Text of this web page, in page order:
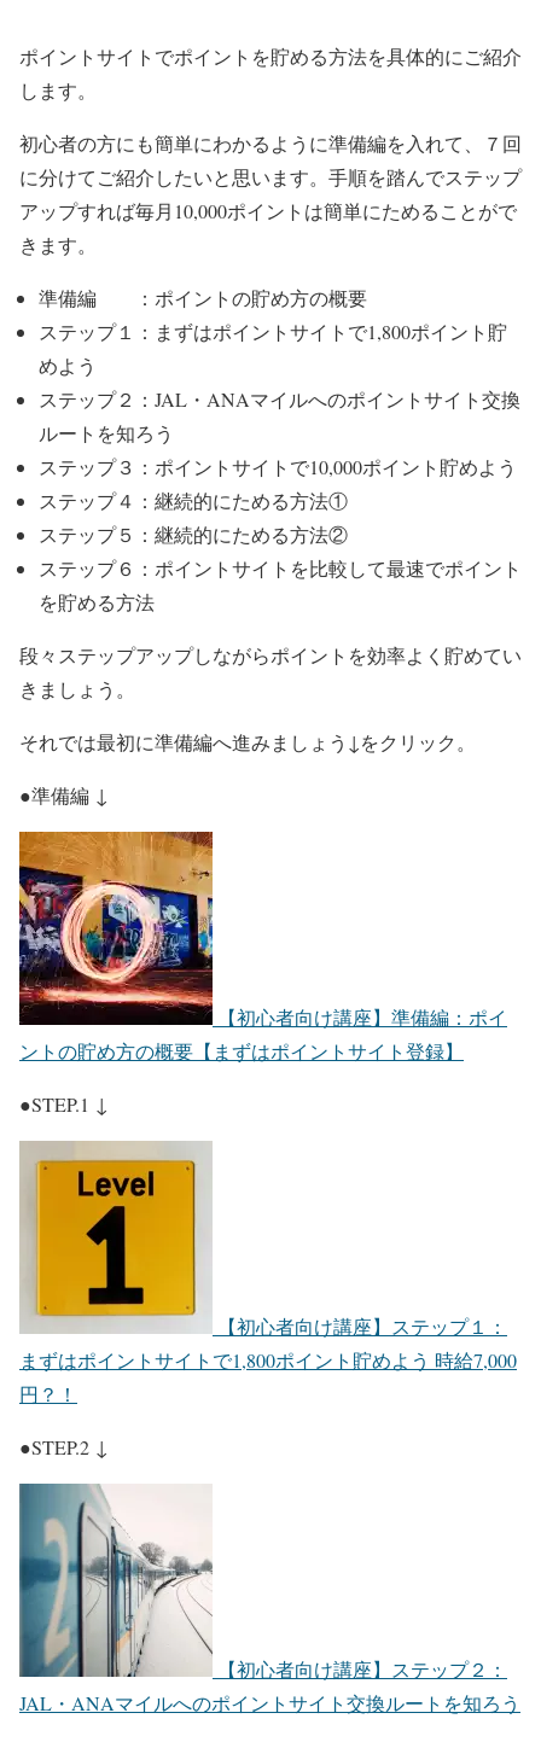
ポイントサイトでポイントを貯める方法を具体的にご紹介
します。
初心者の方にも簡単にわかるように準備編を入れて、７回
に分けてご紹介したいと思います。手順を踏んでステップ
アップすれば毎月10,000ポイントは簡単にためることがで
きます。
準備編 ：ポイントの貯め方の概要
ステップ１：まずはポイントサイトで1,800ポイント貯
めよう
ステップ２：JAL・ANAマイルへのポイントサイト交換
ルートを知ろう
ステップ３：ポイントサイトで10,000ポイント貯めよう
ステップ４：継続的にためる方法①
ステップ５：継続的にためる方法②
ステップ６：ポイントサイトを比較して最速でポイント
を貯める方法
段々ステップアップしながらポイントを効率よく貯めてい
きましょう。
それでは最初に準備編へ進みましょう↓をクリック。
●準備編 ↓
【初心者向け講座】準備編：ポイ
ントの貯め方の概要【まずはポイントサイト登録】
●STEP.1 ↓
【初心者向け講座】ステップ１：
まずはポイントサイトで1,800ポイント貯めよう 時給7,000
円？！
●STEP.2 ↓
【初心者向け講座】ステップ２：
JAL・ANAマイルへのポイントサイト交換ルートを知ろう